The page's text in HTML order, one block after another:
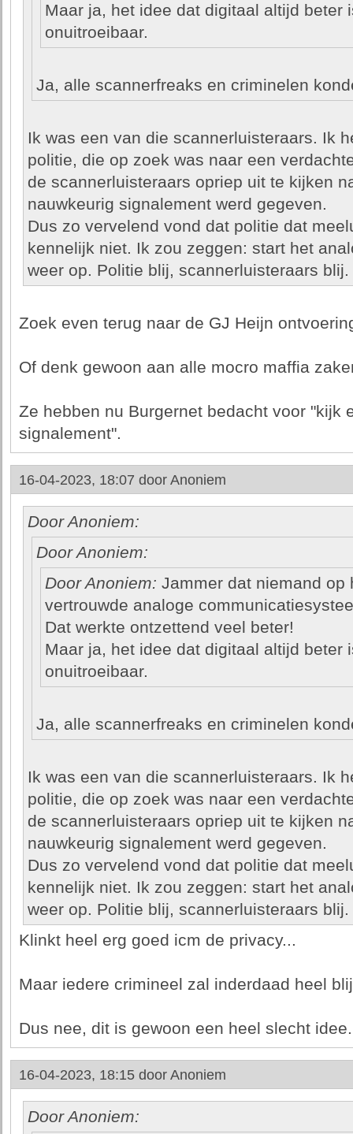
Maar ja, het idee dat digitaal altijd beter
onuitroeibaar.
Ja, alle scannerfreaks en criminelen
Ik was een van die scannerluisteraars. Ik
politie, die op zoek was naar een
de scannerluisteraars opriep uit te kijken
nauwkeurig signalement werd gegeven.
Dus zo vervelend vond dat politie dat
kennelijk niet. Ik zou zeggen: start het
weer op. Politie blij, scannerluisteraars blij.
Zoek even terug naar de GJ Heijn
Of denk gewoon aan alle mocro maffia
Ze hebben nu Burgernet bedacht voor "kijk
signalement".
16-04-2023, 18:07 door Anoniem
Door Anoniem:
Door Anoniem:
Door Anoniem: Jammer dat niemand op
vertrouwde analoge
Dat werkte ontzettend veel beter!
Maar ja, het idee dat digitaal altijd beter
onuitroeibaar.
Ja, alle scannerfreaks en criminelen
Ik was een van die scannerluisteraars. Ik
politie, die op zoek was naar een
de scannerluisteraars opriep uit te kijken
nauwkeurig signalement werd gegeven.
Dus zo vervelend vond dat politie dat
kennelijk niet. Ik zou zeggen: start het
weer op. Politie blij, scannerluisteraars blij.
Klinkt heel erg goed icm de privacy...
Maar iedere crimineel zal inderdaad heel
Dus nee, dit is gewoon een heel slecht idee.
16-04-2023, 18:15 door Anoniem
Door Anoniem: